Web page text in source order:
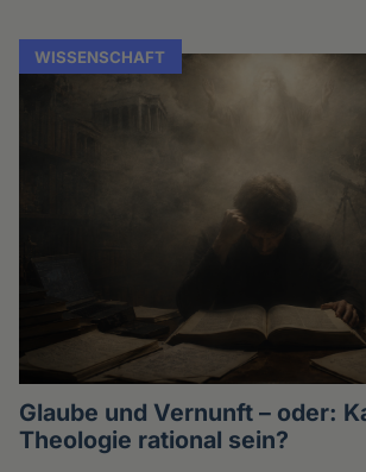
WISSENSCHAFT
Glaube und Vernunft – oder:
Theologie rational sein?